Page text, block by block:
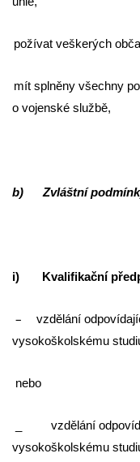
požívat veškerých
mít splněny všechny
o vojenské službě,
b) Zvláštní
i) Kvalifikační
–
vzdělání
vysokoškolskému
nebo
_ vzdělání
vysokoškolskému